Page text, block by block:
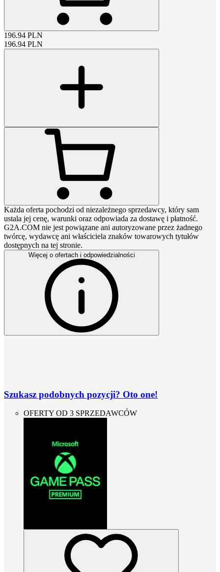
196.94 PLN
196.94 PLN
Każda oferta pochodzi od niezależnego sprzedawcy, który sam
ustala jej cenę, warunki oraz odpowiada za dostawę i płatność.
G2A.COM nie jest powiązane ani autoryzowane przez żadnego
twórcę, wydawcę ani właściciela znaków towarowych tytułów
dostępnych na tej stronie.
Więcej o ofertach i odpowiedzialności
Szukasz podobnych pozycji? Oto one!
OFERTY OD 3 SPRZEDAWCÓW